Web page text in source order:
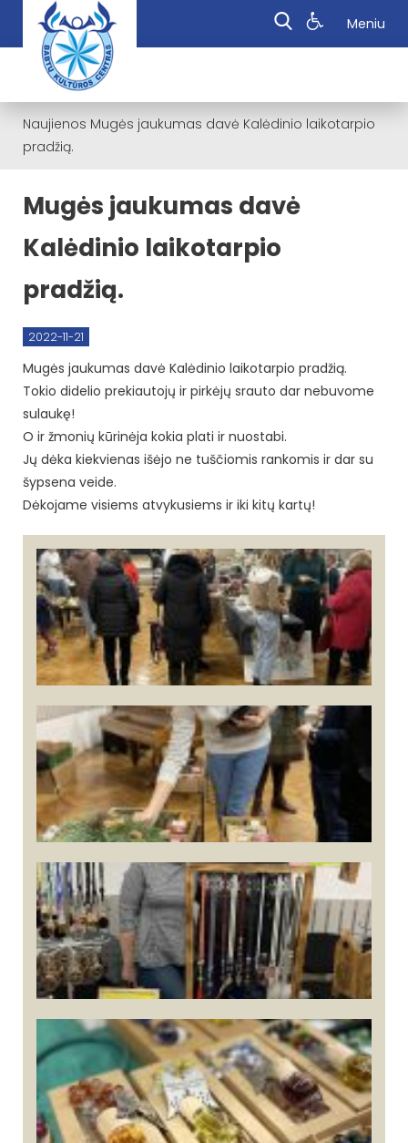
Meniu
Naujienos Mugės jaukumas davė Kalėdinio laikotarpio
pradžią.
Mugės jaukumas davė
Kalėdinio laikotarpio
pradžią.
2022-11-21
Mugės jaukumas davė Kalėdinio laikotarpio pradžią.
Tokio didelio prekiautojų ir pirkėjų srauto dar nebuvome
sulaukę!
O ir žmonių kūrinėja kokia plati ir nuostabi.
Jų dėka kiekvienas išėjo ne tuščiomis rankomis ir dar su
šypsena veide.
Dėkojame visiems atvykusiems ir iki kitų kartų!